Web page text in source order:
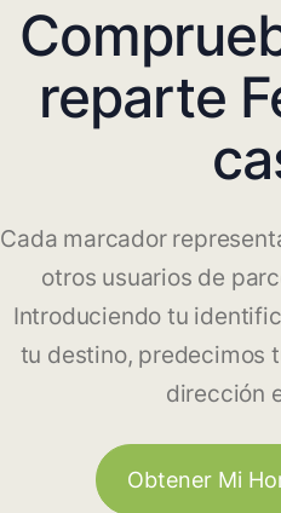
reparte
Cada marcador
otros usuarios de
Introduciendo tu
tu destino, predecimos
dirección
Obtener Mi